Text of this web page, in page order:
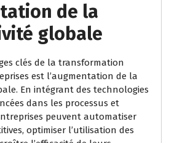
de la
globale
clés de la transformation
est l’augmentation de la
En intégrant des technologies
dans les processus et
peuvent automatiser
optimiser l’utilisation des